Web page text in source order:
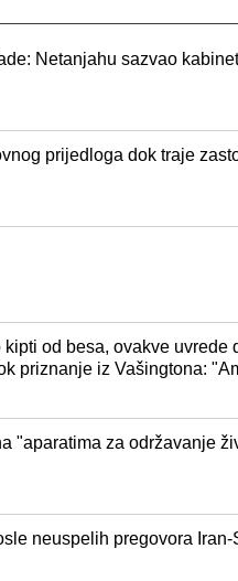
Netanjahu sazvao kabinet
prijedloga dok traje
od besa, ovakve uvrede
priznanje iz Vašingtona:
"aparatima za održavanje
neuspelih pregovora Iran-